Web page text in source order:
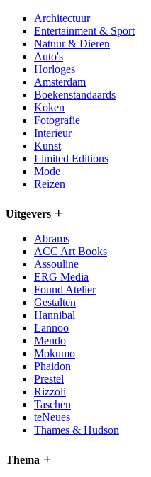
Architectuur
Entertainment & Sport
Natuur & Dieren
Auto's
Horloges
Amsterdam
Boekenstandaards
Koken
Fotografie
Interieur
Kunst
Limited Editions
Mode
Reizen
Uitgevers
Abrams
ACC Art Books
Assouline
ERG Media
Found Atelier
Gestalten
Hannibal
Lannoo
Mendo
Mokumo
Phaidon
Prestel
Rizzoli
Taschen
teNeues
Thames & Hudson
Thema